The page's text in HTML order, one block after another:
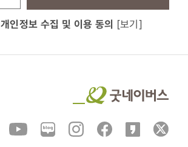
개인정보 수집 및 이용 동의 [보기]